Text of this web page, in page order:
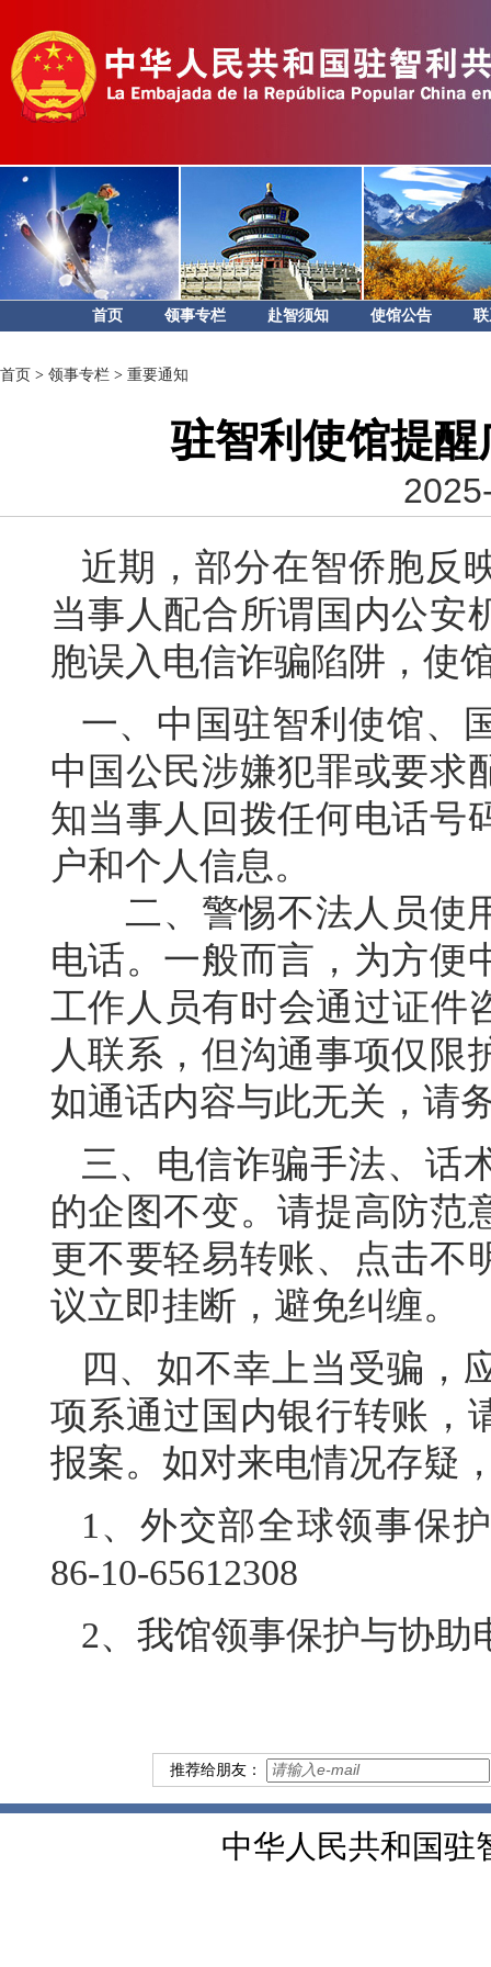
首页 领事专栏 赴智须知 使馆公告
首页 > 领事专栏 > 重要通知
驻智利使馆提
近期，部分在智侨胞反
当事人配合所谓国内公安
胞误入电信诈骗陷阱，使
一、中国驻智利使馆、
中国公民涉嫌犯罪或要求
知当事人回拨任何电话号
户和个人信息。
二、警惕不法人员使用
电话。一般而言，为方便
工作人员有时会通过证件
人联系，但沟通事项仅限
如通话内容与此无关，请
三、电信诈骗手法、话
的企图不变。请提高防范
更不要轻易转账、点击不
议立即挂断，避免纠缠。
四、如不幸上当受骗，
项系通过国内银行转账，
报案。如对来电情况存疑
1、外交部全球领事保
86-10-65612308
2、我馆领事保护与协助
推荐给朋友：
中华人民共和国驻